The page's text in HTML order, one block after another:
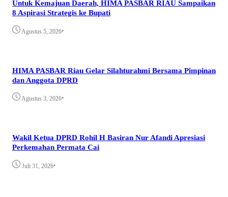
Untuk Kemajuan Daerah, HIMA PASBAR RIAU Sampaikan
8 Aspirasi Strategis ke Bupati
Agustus 5, 2026•
HIMA PASBAR Riau Gelar Silahturahmi Bersama Pimpinan
dan Anggota DPRD
Agustus 3, 2026•
Wakil Ketua DPRD Rohil H Basiran Nur Afandi Apresiasi
Perkemahan Permata Cai
Juli 31, 2026•